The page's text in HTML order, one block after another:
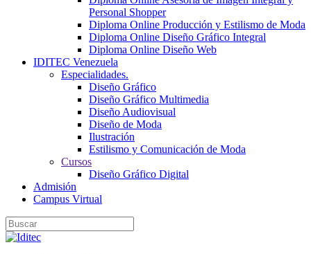
Personal Shopper
Diploma Online Producción y Estilismo de Moda
Diploma Online Diseño Gráfico Integral
Diploma Online Diseño Web
IDITEC Venezuela
Especialidades.
Diseño Gráfico
Diseño Gráfico Multimedia
Diseño Audiovisual
Diseño de Moda
Ilustración
Estilismo y Comunicación de Moda
Cursos
Diseño Gráfico Digital
Admisión
Campus Virtual